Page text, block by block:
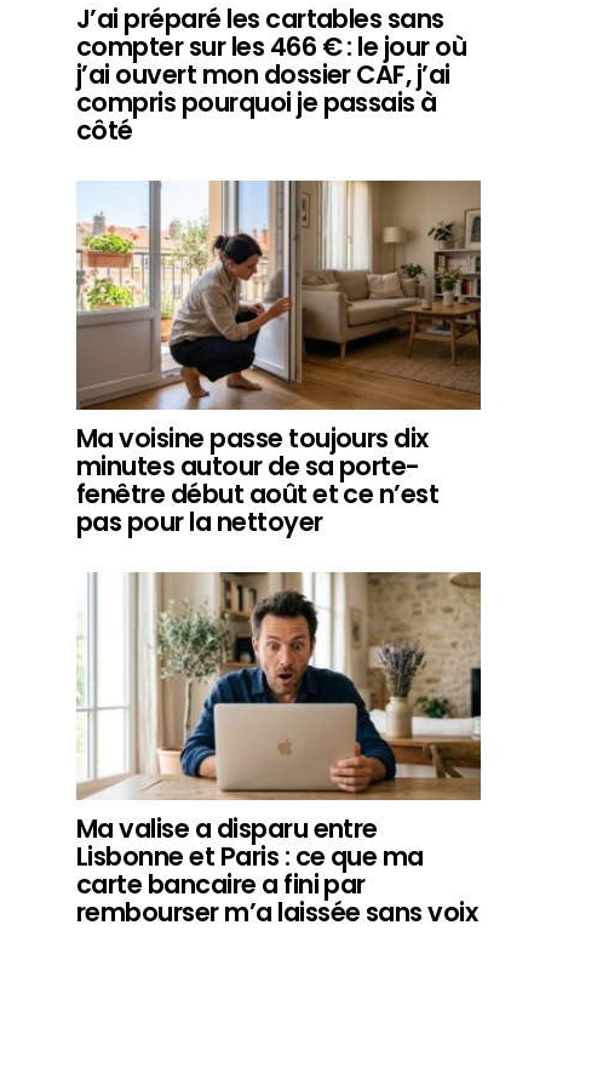
J’ai préparé les cartables sans
compter sur les 466 € : le jour où
j’ai ouvert mon dossier CAF, j’ai
compris pourquoi je passais à
côté
Ma voisine passe toujours dix
minutes autour de sa porte-
fenêtre début août et ce n’est
pas pour la nettoyer
Ma valise a disparu entre
Lisbonne et Paris : ce que ma
carte bancaire a fini par
rembourser m’a laissée sans voix